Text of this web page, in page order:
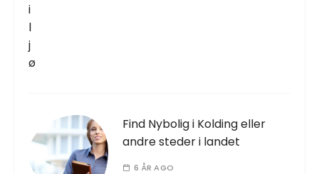
Find Nybolig i Kolding eller
andre steder i landet
6 ÅR AGO